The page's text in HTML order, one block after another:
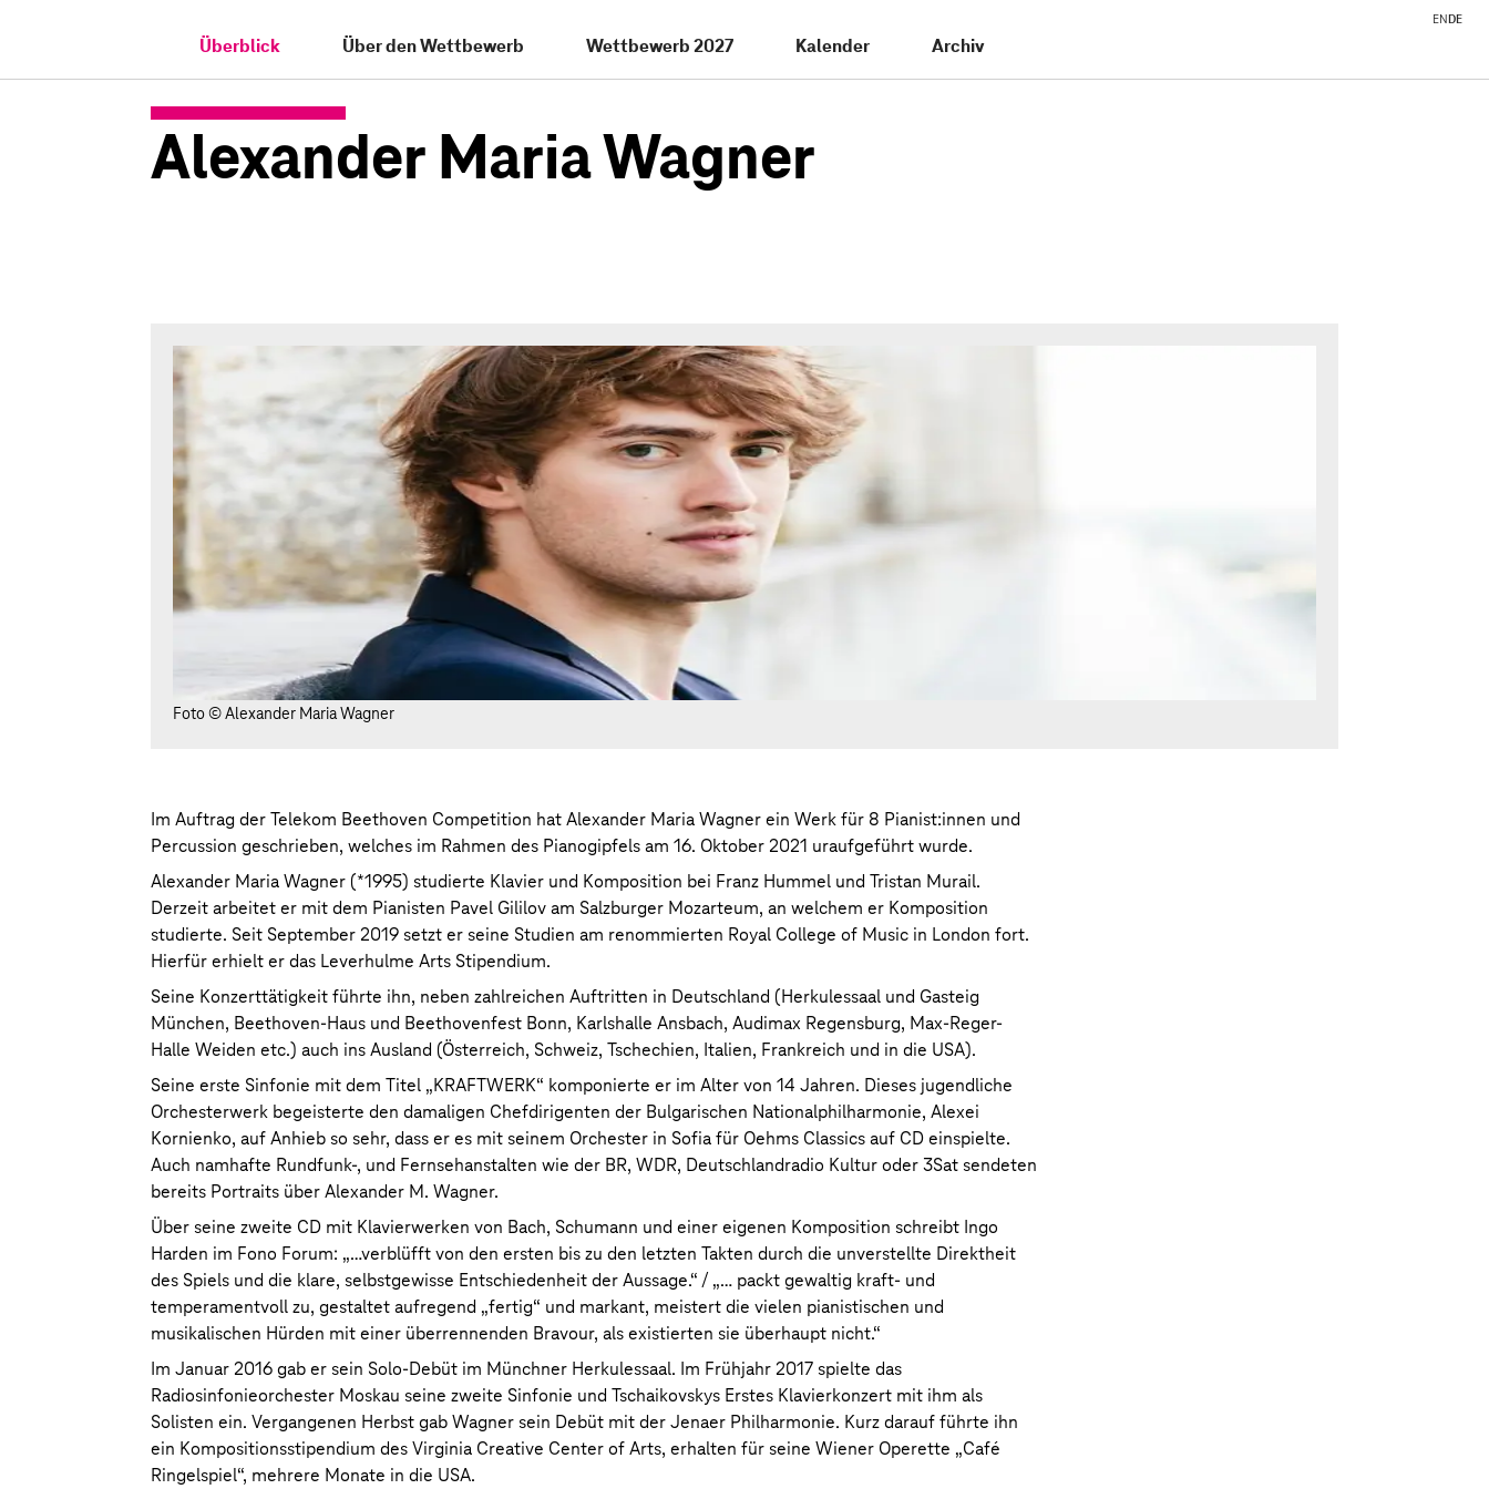
ENDE
Überblick Über den Wettbewerb Wettbewerb 2027 Kalender Archiv
Alexander Maria Wagner
Foto © Alexander Maria Wagner
Im Auftrag der Telekom Beethoven Competition hat Alexander Maria Wagner ein Werk für 8 Pianist:innen und
Percussion geschrieben, welches im Rahmen des Pianogipfels am 16. Oktober 2021 uraufgeführt wurde.
Alexander Maria Wagner (*1995) studierte Klavier und Komposition bei Franz Hummel und Tristan Murail.
Derzeit arbeitet er mit dem Pianisten Pavel Gililov am Salzburger Mozarteum, an welchem er Komposition
studierte. Seit September 2019 setzt er seine Studien am renommierten Royal College of Music in London fort.
Hierfür erhielt er das Leverhulme Arts Stipendium.
Seine Konzerttätigkeit führte ihn, neben zahlreichen Auftritten in Deutschland (Herkulessaal und Gasteig
München, Beethoven-Haus und Beethovenfest Bonn, Karlshalle Ansbach, Audimax Regensburg, Max-Reger-
Halle Weiden etc.) auch ins Ausland (Österreich, Schweiz, Tschechien, Italien, Frankreich und in die USA).
Seine erste Sinfonie mit dem Titel „KRAFTWERK“ komponierte er im Alter von 14 Jahren. Dieses jugendliche
Orchesterwerk begeisterte den damaligen Chefdirigenten der Bulgarischen Nationalphilharmonie, Alexei
Kornienko, auf Anhieb so sehr, dass er es mit seinem Orchester in Sofia für Oehms Classics auf CD einspielte.
Auch namhafte Rundfunk-, und Fernsehanstalten wie der BR, WDR, Deutschlandradio Kultur oder 3Sat sendeten
bereits Portraits über Alexander M. Wagner.
Über seine zweite CD mit Klavierwerken von Bach, Schumann und einer eigenen Komposition schreibt Ingo
Harden im Fono Forum: „…verblüfft von den ersten bis zu den letzten Takten durch die unverstellte Direktheit
des Spiels und die klare, selbstgewisse Entschiedenheit der Aussage.“ / „… packt gewaltig kraft- und
temperamentvoll zu, gestaltet aufregend „fertig“ und markant, meistert die vielen pianistischen und
musikalischen Hürden mit einer überrennenden Bravour, als existierten sie überhaupt nicht.“
Im Januar 2016 gab er sein Solo-Debüt im Münchner Herkulessaal. Im Frühjahr 2017 spielte das
Radiosinfonieorchester Moskau seine zweite Sinfonie und Tschaikovskys Erstes Klavierkonzert mit ihm als
Solisten ein. Vergangenen Herbst gab Wagner sein Debüt mit der Jenaer Philharmonie. Kurz darauf führte ihn
ein Kompositionsstipendium des Virginia Creative Center of Arts, erhalten für seine Wiener Operette „Café
Ringelspiel“, mehrere Monate in die USA.